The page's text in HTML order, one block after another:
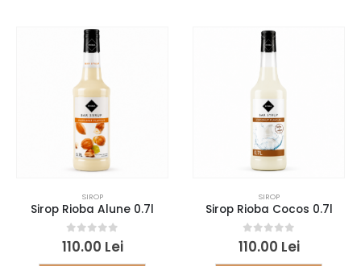
SIROP
Sirop Rioba Alune 0.7l
0 out of 5
110.00 Lei
SIROP
Sirop Rioba Cocos 0.7l
0 out of 5
110.00 Lei